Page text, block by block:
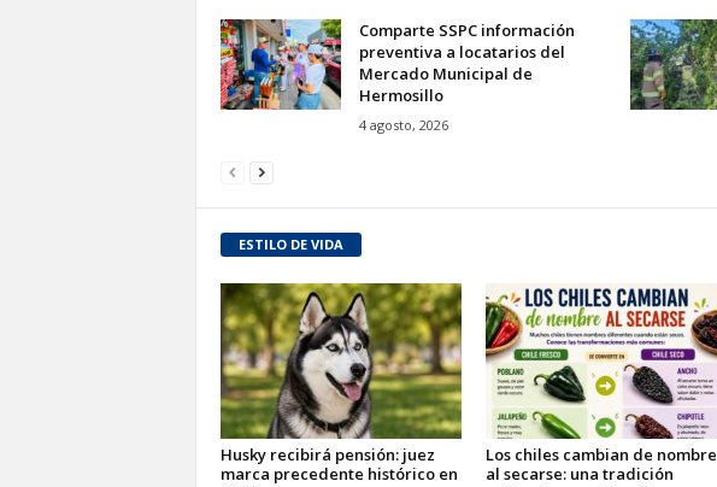
Comparte SSPC información
preventiva a locatarios del
Mercado Municipal de
Hermosillo
4 agosto, 2026
ESTILO DE VIDA
Husky recibirá pensión: juez
marca precedente histórico en
Los chiles cambian de nombre
al secarse: una tradición